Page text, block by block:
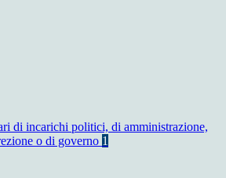
di incarichi politici, di amministrazione,
o di governo 1